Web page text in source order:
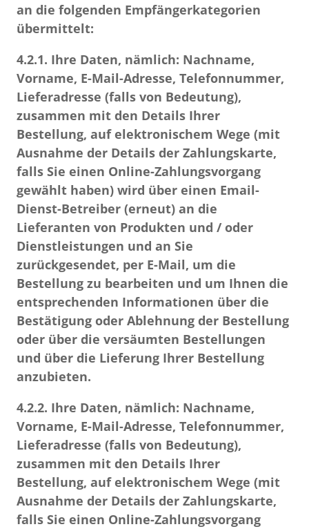
an die folgenden Empfängerkategorien
übermittelt:
4.2.1. Ihre Daten, nämlich: Nachname,
Vorname, E-Mail-Adresse, Telefonnummer,
Lieferadresse (falls von Bedeutung),
zusammen mit den Details Ihrer
Bestellung, auf elektronischem Wege (mit
Ausnahme der Details der Zahlungskarte,
falls Sie einen Online-Zahlungsvorgang
gewählt haben) wird über einen Email-
Dienst-Betreiber (erneut) an die
Lieferanten von Produkten und / oder
Dienstleistungen und an Sie
zurückgesendet, per E-Mail, um die
Bestellung zu bearbeiten und um Ihnen die
entsprechenden Informationen über die
Bestätigung oder Ablehnung der Bestellung
oder über die versäumten Bestellungen
und über die Lieferung Ihrer Bestellung
anzubieten.
4.2.2. Ihre Daten, nämlich: Nachname,
Vorname, E-Mail-Adresse, Telefonnummer,
Lieferadresse (falls von Bedeutung),
zusammen mit den Details Ihrer
Bestellung, auf elektronischem Wege (mit
Ausnahme der Details der Zahlungskarte,
falls Sie einen Online-Zahlungsvorgang